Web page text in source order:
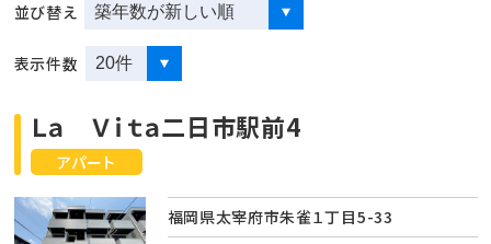
並び替え
表示件数
アパート
Ｌａ Ｖｉｔａ二日市駅前4
福岡県太宰府市朱雀１丁目5-33